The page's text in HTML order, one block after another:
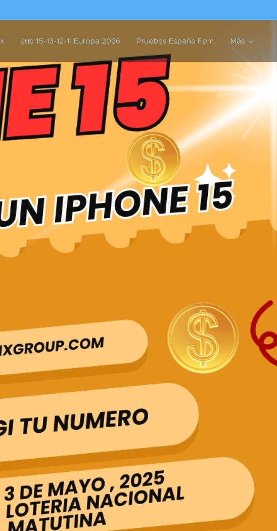
Sub 15-13-12-11 Europa 2026 Pruebas España Fem Más